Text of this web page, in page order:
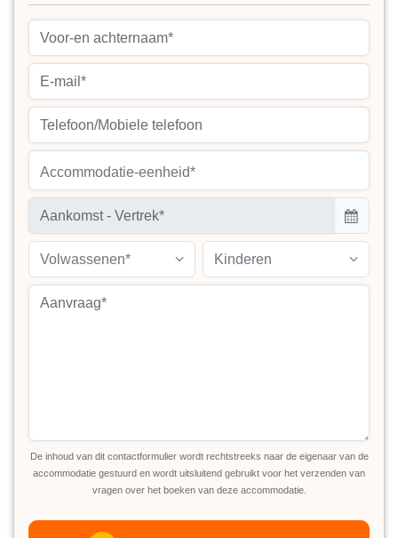
Accommodatie-eenheid*
Volwassenen* Kinderen
De inhoud van dit contactformulier wordt rechtstreeks naar de eigenaar van de
accommodatie gestuurd en wordt uitsluitend gebruikt voor het verzenden van
vragen over het boeken van deze accommodatie.